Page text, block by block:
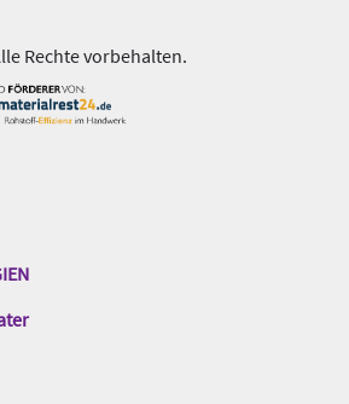
Rechte vorbehalten.